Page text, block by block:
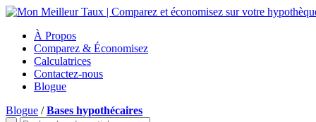
À Propos
Comparez & Économisez
Calculatrices
Contactez-nous
Blogue
Blogue /Bases hypothécaires